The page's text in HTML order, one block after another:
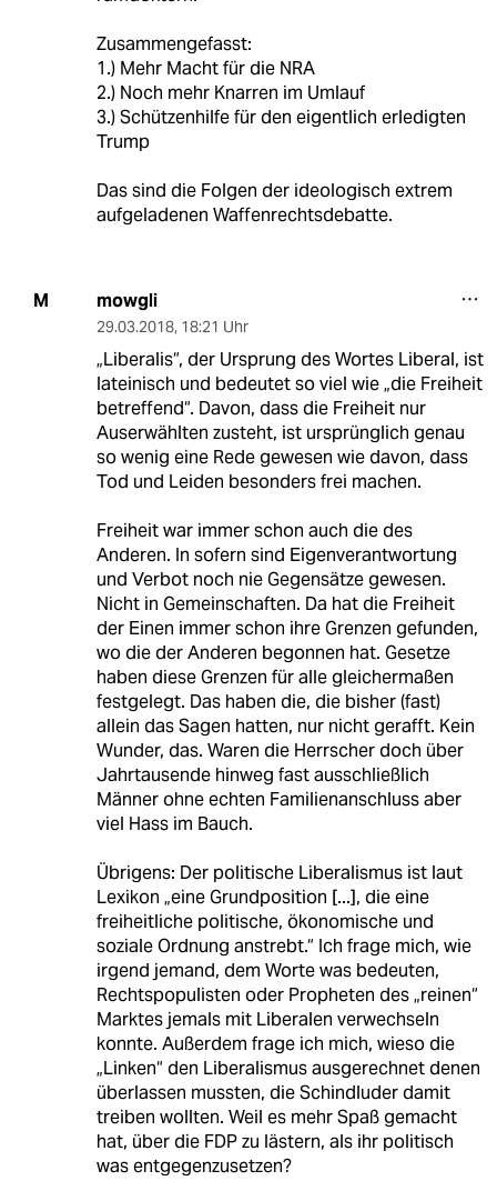
Zusammengefasst:
1.) Mehr Macht für die NRA
2.) Noch mehr Knarren im Umlauf
3.) Schützenhilfe für den eigentlich erledigten
Trump
Das sind die Folgen der ideologisch extrem
aufgeladenen Waffenrechtsdebatte.
M mowgli
29.03.2018, 18:21 Uhr
„Liberalis“, der Ursprung des Wortes Liberal, ist
lateinisch und bedeutet so viel wie „die Freiheit
betreffend“. Davon, dass die Freiheit nur
Auserwählten zusteht, ist ursprünglich genau
so wenig eine Rede gewesen wie davon, dass
Tod und Leiden besonders frei machen.
Freiheit war immer schon auch die des
Anderen. In sofern sind Eigenverantwortung
und Verbot noch nie Gegensätze gewesen.
Nicht in Gemeinschaften. Da hat die Freiheit
der Einen immer schon ihre Grenzen gefunden,
wo die der Anderen begonnen hat. Gesetze
haben diese Grenzen für alle gleichermaßen
festgelegt. Das haben die, die bisher (fast)
allein das Sagen hatten, nur nicht gerafft. Kein
Wunder, das. Waren die Herrscher doch über
Jahrtausende hinweg fast ausschließlich
Männer ohne echten Familienanschluss aber
viel Hass im Bauch.
Übrigens: Der politische Liberalismus ist laut
Lexikon „eine Grundposition [...], die eine
freiheitliche politische, ökonomische und
soziale Ordnung anstrebt.“ Ich frage mich, wie
irgend jemand, dem Worte was bedeuten,
Rechtspopulisten oder Propheten des „reinen“
Marktes jemals mit Liberalen verwechseln
konnte. Außerdem frage ich mich, wieso die
„Linken“ den Liberalismus ausgerechnet denen
überlassen mussten, die Schindluder damit
treiben wollten. Weil es mehr Spaß gemacht
hat, über die FDP zu lästern, als ihr politisch
was entgegenzusetzen?